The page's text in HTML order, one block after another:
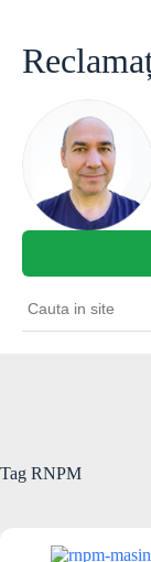
content
Cauta
in
Tag RNPM